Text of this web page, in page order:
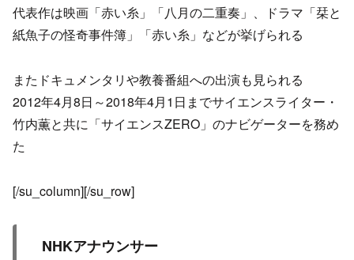
代表作は映画「赤い糸」「八月の二重奏」、ドラマ「栞と
紙魚子の怪奇事件簿」「赤い糸」などが挙げられる
またドキュメンタリや教養番組への出演も見られる
2012年4月8日～2018年4月1日までサイエンスライター・
竹内薫と共に「サイエンスZERO」のナビゲーターを務め
た
[/su_column][/su_row]
NHKアナウンサー